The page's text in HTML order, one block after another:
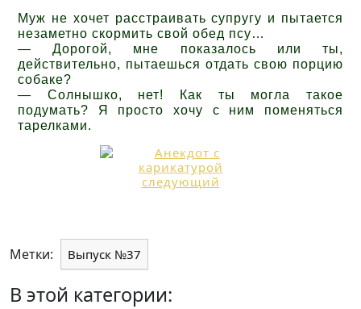
Муж не хочет расстраивать супругу и пытается
незаметно скормить свой обед псу…
— Дорогой, мне показалось или ты,
действительно, пытаешься отдать свою порцию
собаке?
— Солнышко, нет! Как ты могла такое
подумать? Я просто хочу с ним поменяться
тарелками.
Метки: Выпуск №37
В этой категории: